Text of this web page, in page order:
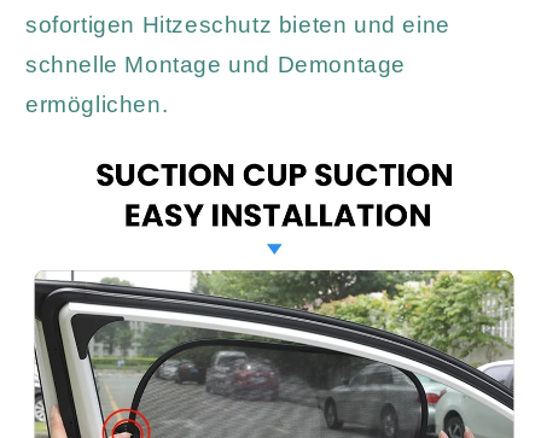
sofortigen Hitzeschutz bieten und eine
schnelle Montage und Demontage
ermöglichen.